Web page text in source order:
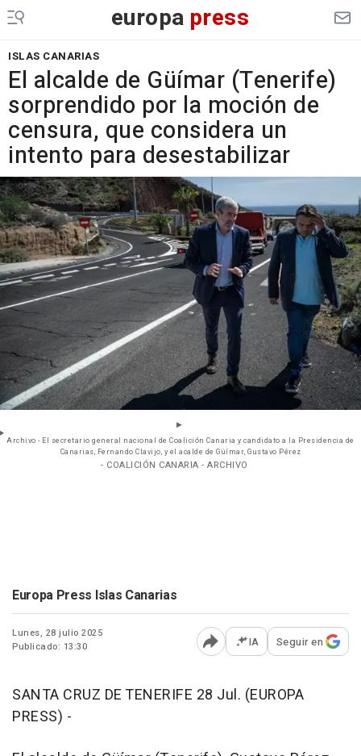
europa press
ISLAS CANARIAS
El alcalde de Güímar (Tenerife)
sorprendido por la moción de
censura, que considera un
intento para desestabilizar
Archivo - El secretario general nacional de Coalición Canaria y candidato a la Presidencia de
Canarias, Fernando Clavijo, y el acalde de Güímar, Gustavo Pérez
- COALICIÓN CANARIA - ARCHIVO
Europa Press Islas Canarias
Lunes, 28 julio 2025
Publicado: 13:30
Abrir opciones para
IA Seguir en
SANTA CRUZ DE TENERIFE 28 Jul. (EUROPA
PRESS) -